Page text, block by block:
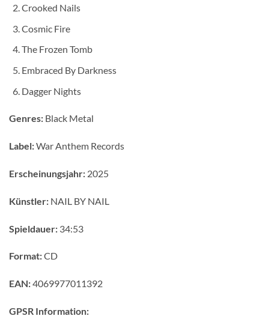
Crooked Nails
Cosmic Fire
The Frozen Tomb
Embraced By Darkness
Dagger Nights
Genres: Black Metal
Label:War Anthem Records
Erscheinungsjahr: 2025
Künstler: NAIL BY NAIL
Spieldauer: 34:53
Format:CD
EAN:4069977011392
GPSR Information: